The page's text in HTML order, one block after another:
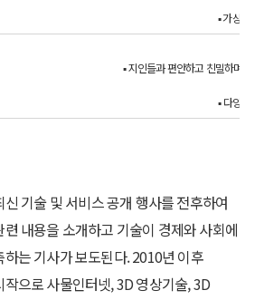
▪ 가상의
▪ 지인들과 편안하고 친밀하며 따
▪ 다양한
기술 및 서비스 공개 행사를 전후하여
내용을 소개하고 기술이 경제와 사회에
는 기사가 보도된다. 2010년 이후
으로 사물인터넷, 3D 영상기술, 3D